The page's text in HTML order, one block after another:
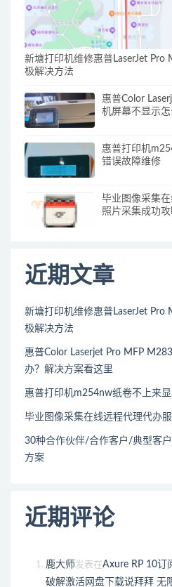
新塘打印机维修惠普LaserJet Pro
极解决方法
惠普Color
机屏幕不显示
惠普打印机
错误故障维修
毕业图像采集
照片采集成功
近期文章
新塘打印机维修惠普LaserJet Pro
极解决方法
惠普Color Laserjet Pro MFP
办？解决方案看这里
惠普打印机m254nw纸卷不上来
毕业图像采集在线远程代理代办
30种合作伙伴/合作客户/典型客
方案
近期评论
鹿大师发表在Axure RP 10订
破解激活网盘下载说拜拜 无